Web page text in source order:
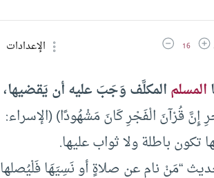
زيادة حجم الخط
16 تقليل حجم الخط الإعدادات
المسلمالمكلَّف وَجَبَ عليه أن يَقضيها،
إِنَّ قُرْآنَ الْفَجْرِ كَانَ مَشْهُودًا) (الإسراء:
“مَنْ نام عن صلاةٍ أو نَسِيَهَا فَلْيُصلها